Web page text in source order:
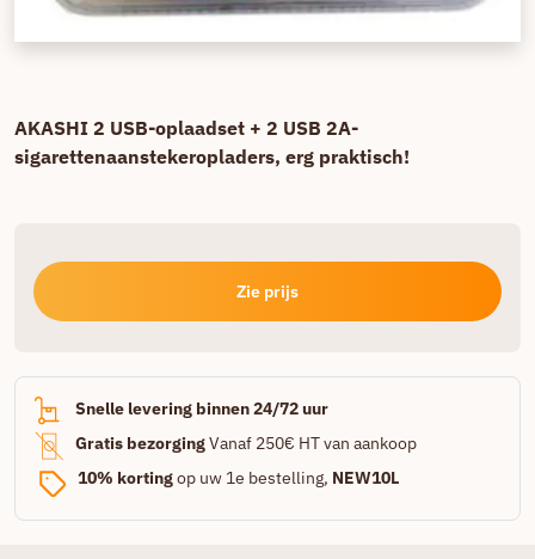
AKASHI 2 USB-oplaadset + 2 USB 2A-
sigarettenaanstekeropladers, erg praktisch!
Zie prijs
Snelle levering binnen 24/72 uur
Gratis bezorgingVanaf 250€ HT van aankoop
10% kortingop uw 1e bestelling, NEW10L